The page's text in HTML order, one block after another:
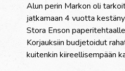
Alun perin Markon oli
jatkamaan 4 vuotta
Stora Enson
Korjauksiin budjetoidut
kuitenkin kiireellisempään